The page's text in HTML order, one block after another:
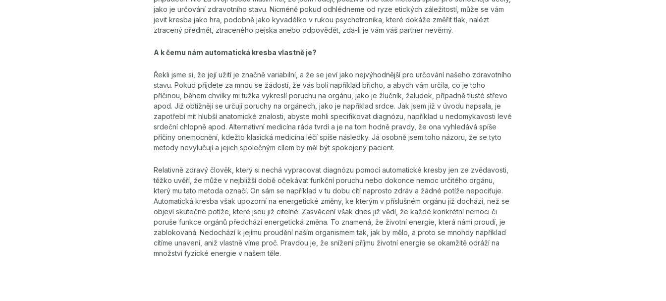
jako je určování zdravotního stavu. Nicméně pokud odhlédneme od ryze etických záležitostí, může se vám
jevit kresba jako hra, podobně jako kyvadélko v rukou psychotronika, které dokáže změřit tlak, nalézt
ztracený předmět, ztraceného pejska anebo odpovědět, zda-li je vám váš partner nevěrný.
A k čemu nám automatická kresba vlastně je?
Řekli jsme si, že její užití je značně variabilní, a že se jeví jako nejvýhodnější pro určování našeho zdravotního
stavu. Pokud přijdete za mnou se žádostí, že vás bolí například břicho, a abych vám určila, co je toho
příčinou, během chvilky mi tužka vykreslí poruchu na orgánu, jako je žlučník, žaludek, případně tlusté střevo
apod. Již obtížněji se určují poruchy na orgánech, jako je například srdce. Jak jsem již v úvodu napsala, je
zapotřebí mít hlubší anatomické znalosti, abyste mohli specifikovat diagnózu, například u nedomykavosti levé
srdeční chlopně apod. Alternativní medicína ráda tvrdí a je na tom hodně pravdy, že ona vyhledává spíše
příčiny onemocnění, kdežto klasická medicína léčí spíše následky. Já osobně jsem toho názoru, že se tyto
metody nevylučují a jejich společným cílem by měl být spokojený pacient.
Relativně zdravý člověk, který si nechá vypracovat diagnózu pomocí automatické kresby jen ze zvědavosti,
těžko uvěří, že může v nejbližší době očekávat funkční poruchu nebo dokonce nemoc určitého orgánu,
který mu tato metoda označí. On sám se například v tu dobu cítí naprosto zdráv a žádné potíže nepociťuje.
Automatická kresba však upozorní na energetické změny, ke kterým v příslušném orgánu již dochází, než se
objeví skutečné potíže, které jsou již citelné. Zasvěcení však dnes již vědí, že každé konkrétní nemoci či
poruše funkce orgánů předchází energetická změna. To znamená, že životní energie, která námi proudí, je
zablokovaná. Nedochází k jejímu proudění naším organismem tak, jak by mělo, a proto se mnohdy například
cítíme unavení, aniž vlastně víme proč. Pravdou je, že snížení příjmu životní energie se okamžitě odráží na
množství fyzické energie v našem těle.